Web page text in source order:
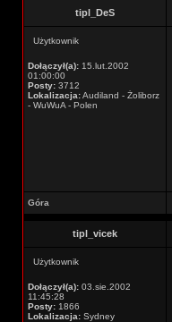
tipl_DeS
Użytkownik
Dołączył(a): 15.lut.2002
01:00:00
Posty: 3712
Lokalizacja:Audiland - Żoliborz
- WuWuA - Polen
Góra
tipl_vicek
Użytkownik
Dołączył(a): 03.sie.2002
11:45:28
Posty: 1866
Lokalizacja: Sydney